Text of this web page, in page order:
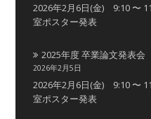
2026年2月6日(金) 9:10 〜
室ポスター発表
2025年度 卒業論文発表会
2026年2月5日
2026年2月6日(金) 9:10 〜
室ポスター発表